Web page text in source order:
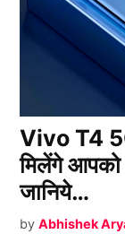
Vivo T4
मिलेंगे आपको
जानिये…
by Abhishek